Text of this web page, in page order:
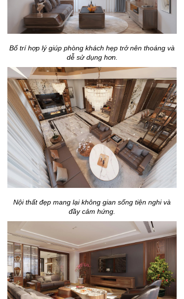
Bố trí hợp lý giúp phòng khách hẹp trở nên thoáng và
dễ sử dụng hơn.
Nội thất đẹp mang lại không gian sống tiện nghi và
đầy cảm hứng.